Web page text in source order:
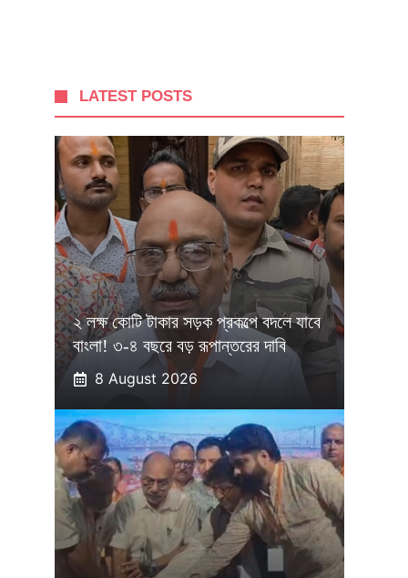
LATEST POSTS
২ লক্ষ কোটি টাকার সড়ক প্রকল্পে বদলে যাবে
বাংলা! ৩-৪ বছরে বড় রূপান্তরের দাবি
8 August 2026